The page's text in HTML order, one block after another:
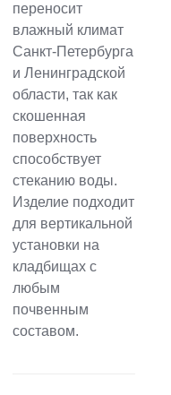
переносит
влажный климат
Санкт-Петербурга
и Ленинградской
области, так как
скошенная
поверхность
способствует
стеканию воды.
Изделие подходит
для вертикальной
установки на
кладбищах с
любым
почвенным
составом.